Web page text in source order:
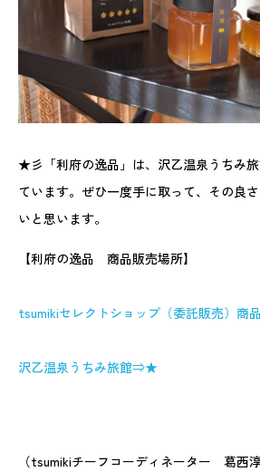
★彡「利府の逸品」は、沢乙温泉うちみ
ています。ぜひ一度手に取って、その良
いと思います。
【利府の逸品 商品販売場所】
tsumikiセレクトショップ（委託販売）
沢乙温泉うちみ旅館⇒★
（tsumikiチーフコーディネーター 葛西淳